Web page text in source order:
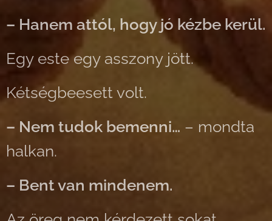
– Hanem attól, hogy jó kézbe kerül.
Egy este egy asszony jött.
Kétségbeesett volt.
– Nem tudok bemenni… – mondta
halkan.
– Bent van mindenem.